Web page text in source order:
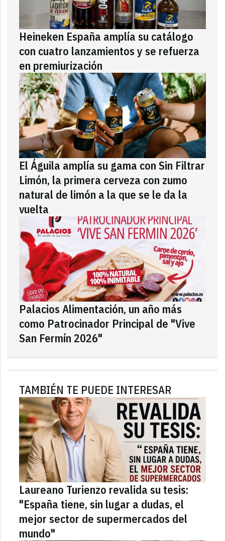
Heineken España amplía su catálogo
con cuatro lanzamientos y se refuerza
en premiurización
El Águila amplía su gama con Sin Filtrar
Limón, la primera cerveza con zumo
natural de limón a la que se le da la
vuelta
Palacios Alimentación, un año más
como Patrocinador Principal de "Vive
San Fermín 2026"
TAMBIÉN TE PUEDE INTERESAR
Laureano Turienzo revalida su tesis:
"España tiene, sin lugar a dudas, el
mejor sector de supermercados del
mundo"